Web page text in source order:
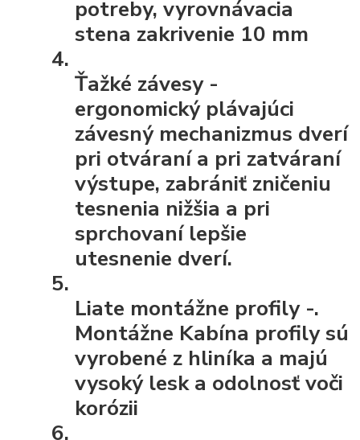
potreby, vyrovnávacia
stena zakrivenie 10 mm
Ťažké závesy -
ergonomický plávajúci
závesný mechanizmus dverí
pri otváraní a pri zatváraní
výstupe, zabrániť zničeniu
tesnenia nižšia a pri
sprchovaní lepšie
utesnenie dverí.
Liate montážne profily -.
Montážne Kabína profily sú
vyrobené z hliníka a majú
vysoký lesk a odolnosť voči
korózii